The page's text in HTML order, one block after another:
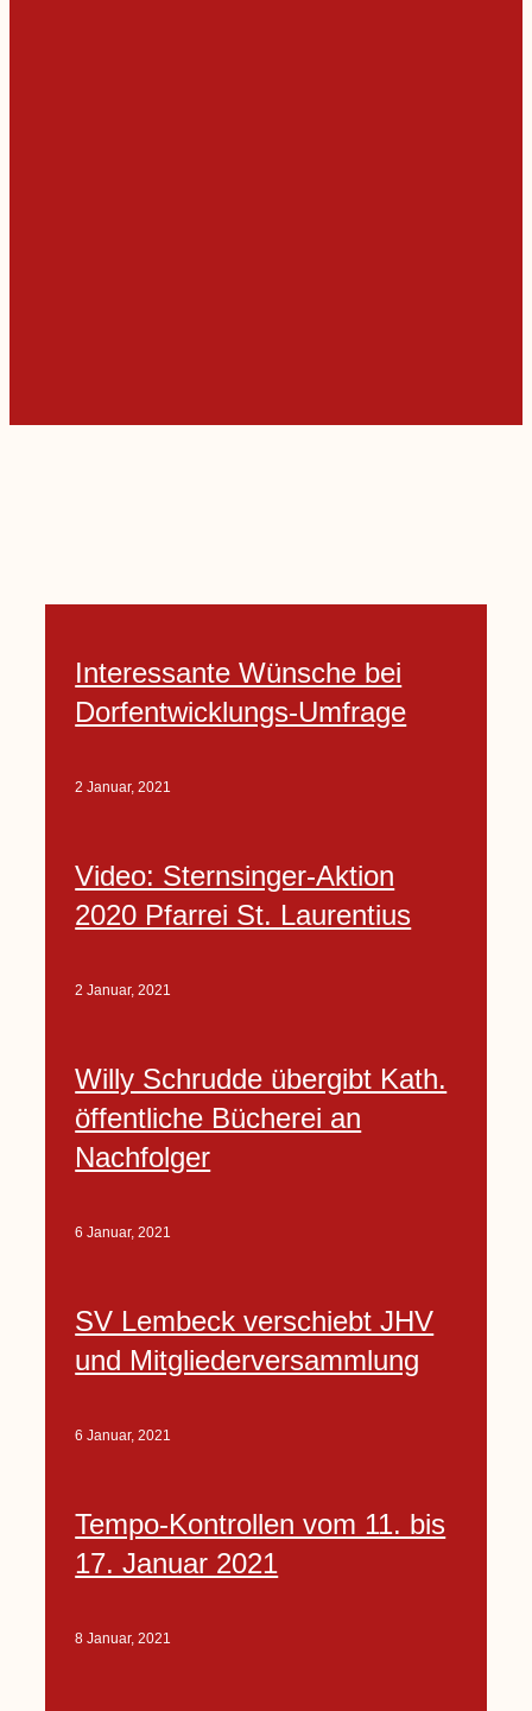
Interessante Wünsche bei
Dorfentwicklungs-Umfrage
2 Januar, 2021
Video: Sternsinger-Aktion
2020 Pfarrei St. Laurentius
2 Januar, 2021
Willy Schrudde übergibt Kath.
öffentliche Bücherei an
Nachfolger
6 Januar, 2021
SV Lembeck verschiebt JHV
und Mitgliederversammlung
6 Januar, 2021
Tempo-Kontrollen vom 11. bis
17. Januar 2021
8 Januar, 2021